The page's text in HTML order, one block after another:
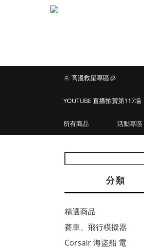
🌞 高溫救星專區🧊
YOUTUBE 直播拍賣第117場
所有商品 活動專區
分類
精選商品
賽車、飛行模擬器
Corsair 海盜船 電